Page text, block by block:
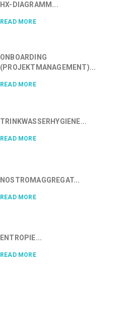
HX-DIAGRAMM...
READ MORE
ONBOARDING
(PROJEKTMANAGEMENT)...
READ MORE
TRINKWASSERHYGIENE...
READ MORE
NOSTROMAGGREGAT...
READ MORE
ENTROPIE...
READ MORE